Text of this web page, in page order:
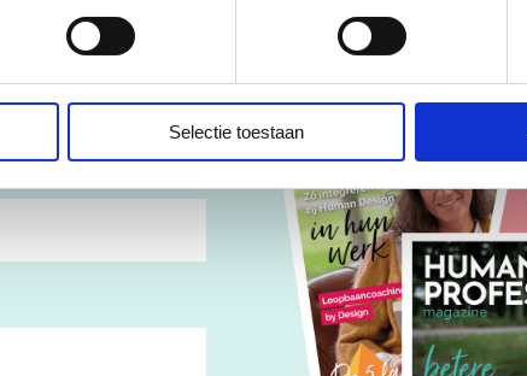
Selectie toestaan
Design
Voor jouw